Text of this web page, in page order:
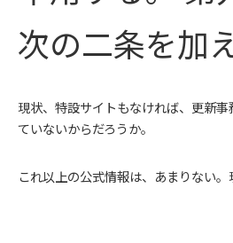
次の二条を加
現状、特設サイトもなければ、更新
ていないからだろうか。
これ以上の公式情報は、あまりない。